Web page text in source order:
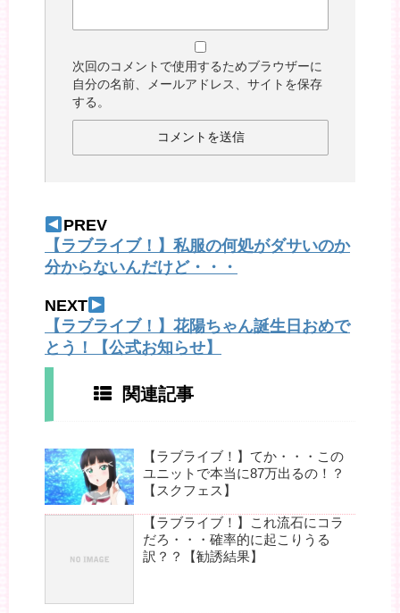
次回のコメントで使用するためブラウザーに
自分の名前、メールアドレス、サイトを保存
する。
PREV
【ラブライブ！】私服の何処がダサいのか
分からないんだけど・・・
NEXT
【ラブライブ！】花陽ちゃん誕生日おめで
とう！【公式お知らせ】
関連記事
【ラブライブ！】てか・・・この
ユニットで本当に87万出るの！？
【スクフェス】
【ラブライブ！】これ流石にコラ
だろ・・・確率的に起こりうる
訳？？【勧誘結果】